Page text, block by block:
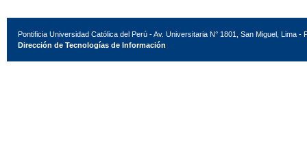
Pontificia Universidad Católica del Perú - Av. Universitaria N° 1801, San Miguel, Lima -
Dirección de Tecnologías de Información